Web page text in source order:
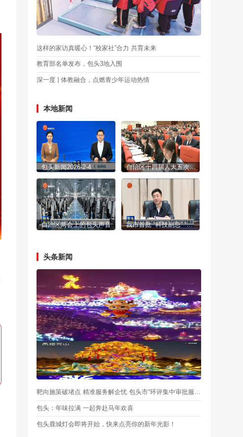
这样的家访真暖心！“校家社”合力 共育未来
教育部名单发布，包头3地入围
深一度 | 体教融合，点燃青少年运动热情
本地新闻
包头新闻2026-2-4 自治区十四届人大五次会议开幕
自治区两会上的包头声音 我市首批 “科技副总” “产业教授”进行成果展示
头条新闻
靶向施策破堵点 精准服务解企忧 包头市“环评集中审批服务月”启动
包头：年味拉满 一起奔赴马年欢喜
包头鹿城灯会即将开始，快来点亮你的新年光影！